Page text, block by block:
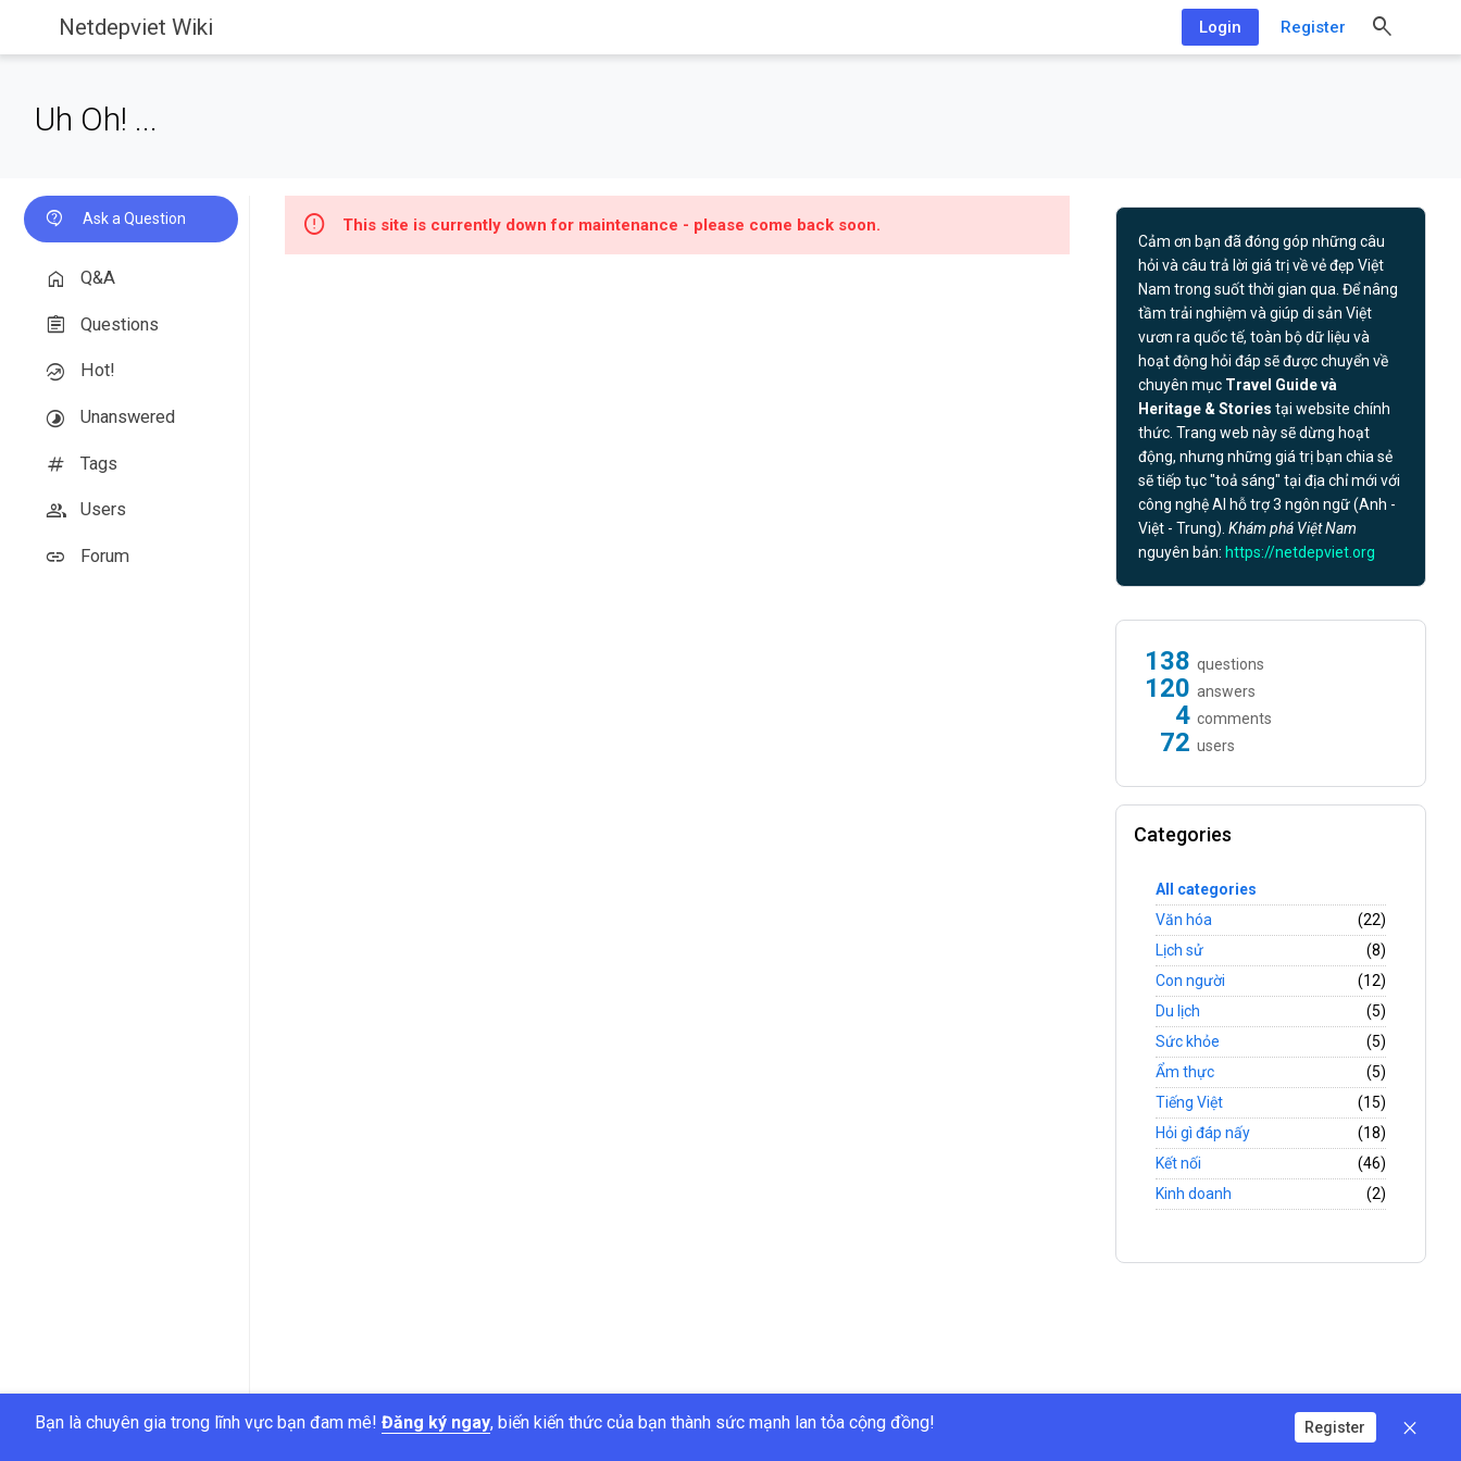
Netdepviet Wiki Login Register
Bạn là chuyên gia trong lĩnh vực bạn đam mê! Đăng ký ngay, biến kiến thức của bạn thành sức mạnh lan tỏa cộng đồng! Register
Uh Oh! ...
Ask a Question
Q&A
Questions
Hot!
Unanswered
Tags
Users
Forum
This site is currently down for maintenance - please come back soon.
Cảm ơn bạn đã đóng góp những câu
hỏi và câu trả lời giá trị về vẻ đẹp Việt
Nam trong suốt thời gian qua. Để nâng
tầm trải nghiệm và giúp di sản Việt
vươn ra quốc tế, toàn bộ dữ liệu và
hoạt động hỏi đáp sẽ được chuyển về
chuyên mục Travel Guide và
Heritage & Storiestại website chính
thức. Trang web này sẽ dừng hoạt
động, nhưng những giá trị bạn chia sẻ
sẽ tiếp tục "toả sáng" tại địa chỉ mới với
công nghệ AI hỗ trợ 3 ngôn ngữ (Anh -
Việt - Trung).Khám phá Việt Nam
nguyên bản: https://netdepviet.org
138 questions
120 answers
4 comments
72 users
Categories
All categories
Văn hóa
(22)
Lịch sử
(8)
Con người
(12)
Du lịch
(5)
Sức khỏe
(5)
Ẩm thực
(5)
Tiếng Việt
(15)
Hỏi gì đáp nấy
(18)
Kết nối
(46)
Kinh doanh
(2)